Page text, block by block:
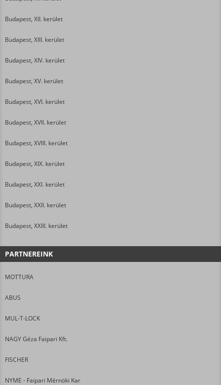
Budapest, XII. kerület
Budapest, XIII. kerület
Budapest, XIV. kerület
Budapest, XV. kerület
Budapest, XVI. kerület
Budapest, XVII. kerület
Budapest, XVIII. kerület
Budapest, XIX. kerület
Budapest, XXI. kerület
Budapest, XXII. kerület
Budapest, XXIII. kerület
PARTNEREINK
MOTTURA
ABUS
MUL-T-LOCK
NAGY Géza Faipari Kft.
FISCHER
NYME - Faipari Mérnöki Kar